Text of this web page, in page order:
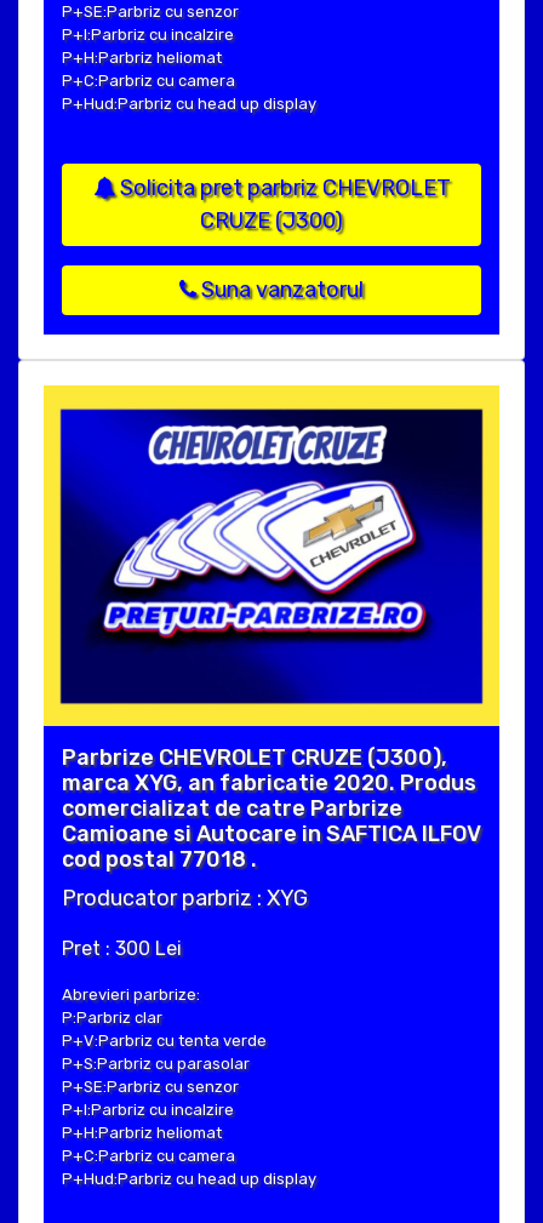
P+SE:Parbriz cu senzor
P+I:Parbriz cu incalzire
P+H:Parbriz heliomat
P+C:Parbriz cu camera
P+Hud:Parbriz cu head up display
Solicita pret parbriz CHEVROLET
CRUZE (J300)
Suna vanzatorul
Parbrize CHEVROLET CRUZE (J300),
marca XYG, an fabricatie 2020. Produs
comercializat de catre Parbrize
Camioane si Autocare in SAFTICA ILFOV
cod postal 77018 .
Producator parbriz : XYG
Pret : 300 Lei
Abrevieri parbrize:
P:Parbriz clar
P+V:Parbriz cu tenta verde
P+S:Parbriz cu parasolar
P+SE:Parbriz cu senzor
P+I:Parbriz cu incalzire
P+H:Parbriz heliomat
P+C:Parbriz cu camera
P+Hud:Parbriz cu head up display